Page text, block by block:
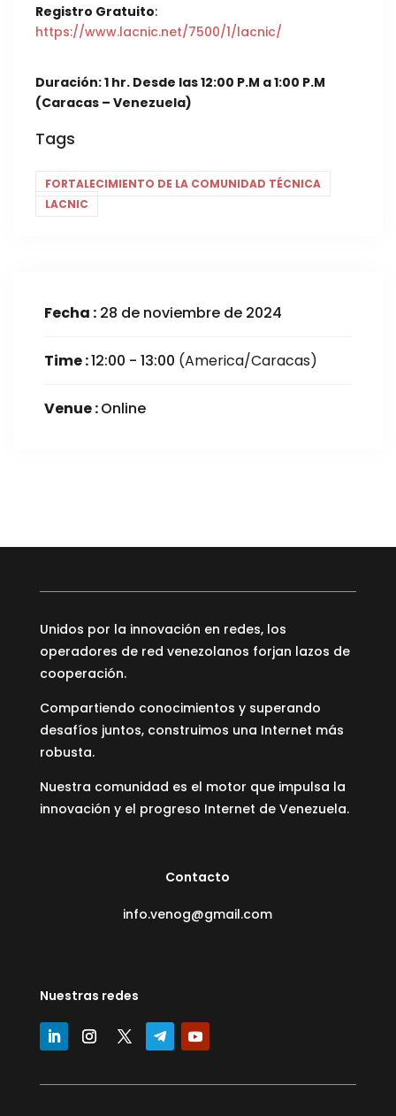
Registro Gratuito:
https://www.lacnic.net/7500/1/lacnic/
Duración: 1 hr. Desde las 12:00 P.M a 1:00 P.M
(Caracas – Venezuela)
Tags
FORTALECIMIENTO DE LA COMUNIDAD TÉCNICA
LACNIC
Fecha : 28 de noviembre de 2024
Time :12:00 - 13:00 (America/Caracas)
Venue :Online
Unidos por la innovación en redes, los
operadores de red venezolanos forjan lazos de
cooperación.
Compartiendo conocimientos y superando
desafíos juntos, construimos una Internet más
robusta.
Nuestra comunidad es el motor que impulsa la
innovación y el progreso Internet de Venezuela.
Contacto
info.venog@gmail.com
Nuestras redes